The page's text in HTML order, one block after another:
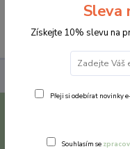
Očista a relaxace
Sleva
Získejte 10% slevu na
Přeji si odebírat novinky
Souhlasím se